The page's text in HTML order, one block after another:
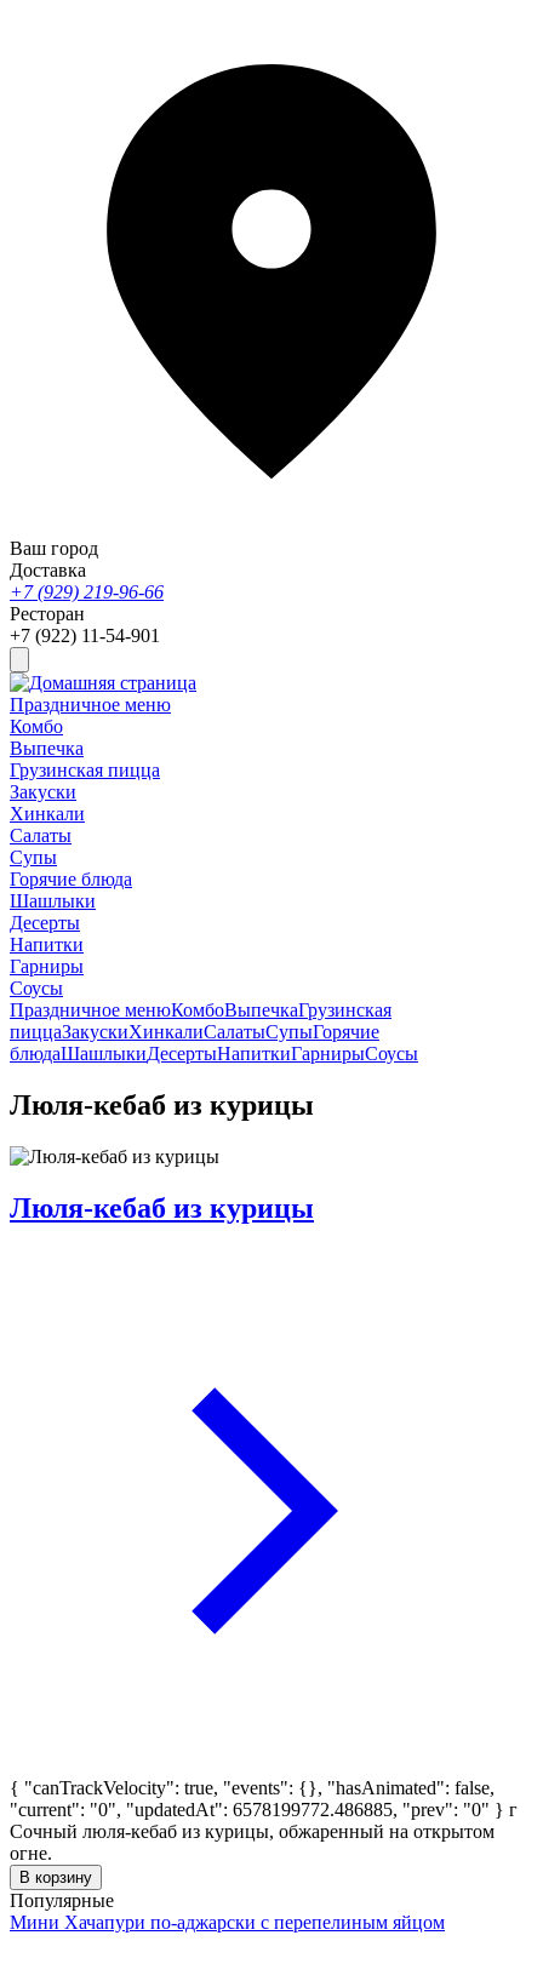
Ваш город
Доставка
+7 (929) 219-96-66
Ресторан
+7 (922) 11-54-901
Праздничное меню
Комбо
Выпечка
Грузинская пицца
Закуски
Хинкали
Салаты
Супы
Горячие блюда
Шашлыки
Десерты
Напитки
Гарниры
Соусы
Праздничное менюКомбоВыпечкаГрузинская
пиццаЗакускиХинкалиСалатыСупыГорячие
блюдаШашлыкиДесертыНапиткиГарнирыСоусы
Люля-кебаб из курицы
Люля-кебаб из курицы
{ "canTrackVelocity": true, "events": {}, "hasAnimated": false,
"current": "0", "updatedAt": 6578199772.486885, "prev": "0" } г
Сочный люля-кебаб из курицы, обжаренный на открытом
огне.
В корзину
Популярные
Мини Хачапури по-аджарски с перепелиным яйцом